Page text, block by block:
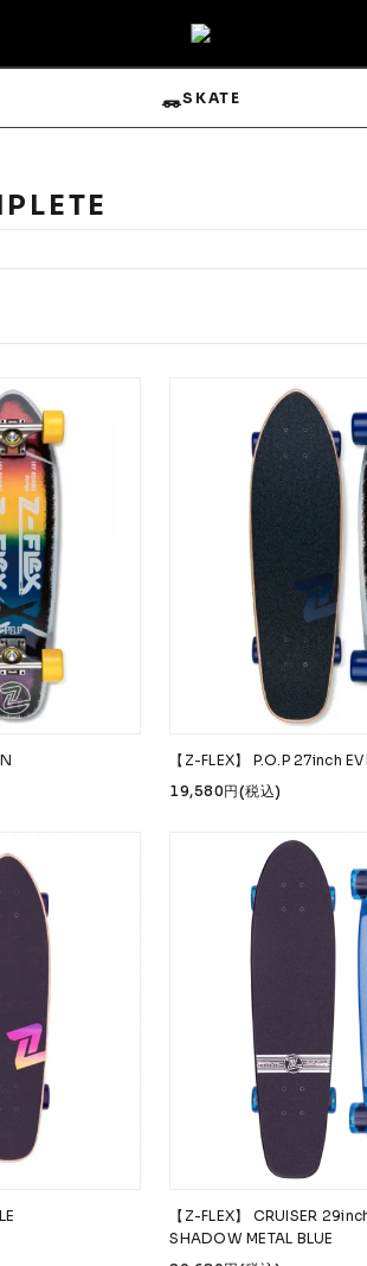
Trucks
Griptape
PENNY
AREth
Rip Tide POWELL PERALTA
SKATE
【Z-FLEX】 P.O.P 27inch
19,580円(税込)
【Z-FLEX】 CRUISER
SHADOW METAL BLUE